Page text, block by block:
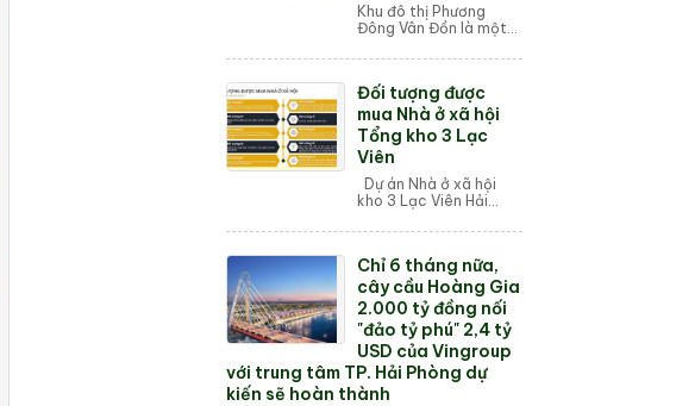
Khu đô thị Phương
Đông Vân Đồn là một
động sản du lịch nghỉ
Vân Đồn, Quảng Ninh.
Dự án nằm trong...
Đối tượng được
mua Nhà ở xã hội
Tổng kho 3 Lạc
Viên
Dự án Nhà ở xã hội
kho 3 Lạc Viên Hải
với mục đích đáp ứng
dân với giá thành rẻ
phù hợp người có ...
Chỉ 6 tháng nữa,
cây cầu Hoàng Gia
2.000 tỷ đồng nối
"đảo tỷ phú" 2,4 tỷ
USD của Vingroup
với trung tâm TP. Hải Phòng dự
kiến sẽ hoàn thành